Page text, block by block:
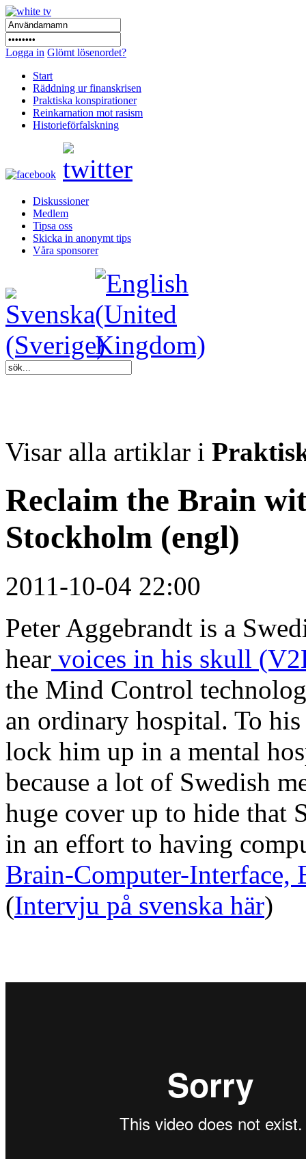
Logga in Glömt lösenordet?
Start
Räddning ur finanskrisen
Praktiska konspirationer
Reinkarnation mot rasism
Historieförfalskning
Diskussioner
Medlem
Tipsa oss
Skicka in anonymt tips
Våra sponsorer
Visar alla artiklar i
Reclaim the Brain
Stockholm (engl)
2011-10-04 22:00
Peter Aggebrandt is a
hear voices in his skull
the Mind Control
an ordinary hospital. To
lock him up in a mental
because a lot of Swedish
huge cover up to hide that
in an effort to having
Brain-Computer-Interface,
(Intervju på svenska här)